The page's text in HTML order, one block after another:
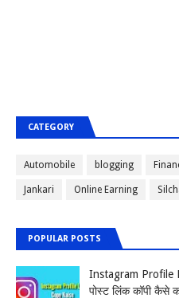
CATEGORY
Automobile blogging
Jankari Online Earning
POPULAR POSTS
Instagram Profile
पोस्ट लिंक कॉपी कैसे